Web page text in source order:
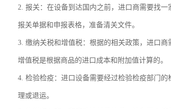
2. 报关：在设备到达国内之前，进口商需要找
报关单据和申报表格，准备清关文件。
3. 缴纳关税和增值税：根据的相关政策，进口
增值税是根据商品的进口成本和附加值计算的。
4. 检验检疫：进口设备需要经过检验检疫部门
理或退运。